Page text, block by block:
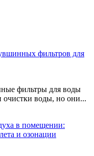
фильтров для
фильтры для воды
очистки воды, но они...
в помещении:
и озонации